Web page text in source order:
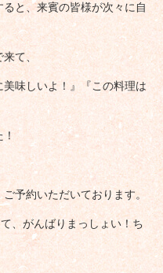
と、来賓の皆様が次々に自
来て、
美味しいよ！』『この料理は
予約いただいております。
、がんばりまっしょい！ち